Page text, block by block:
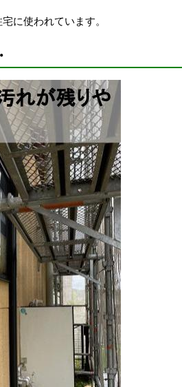
に使われています。